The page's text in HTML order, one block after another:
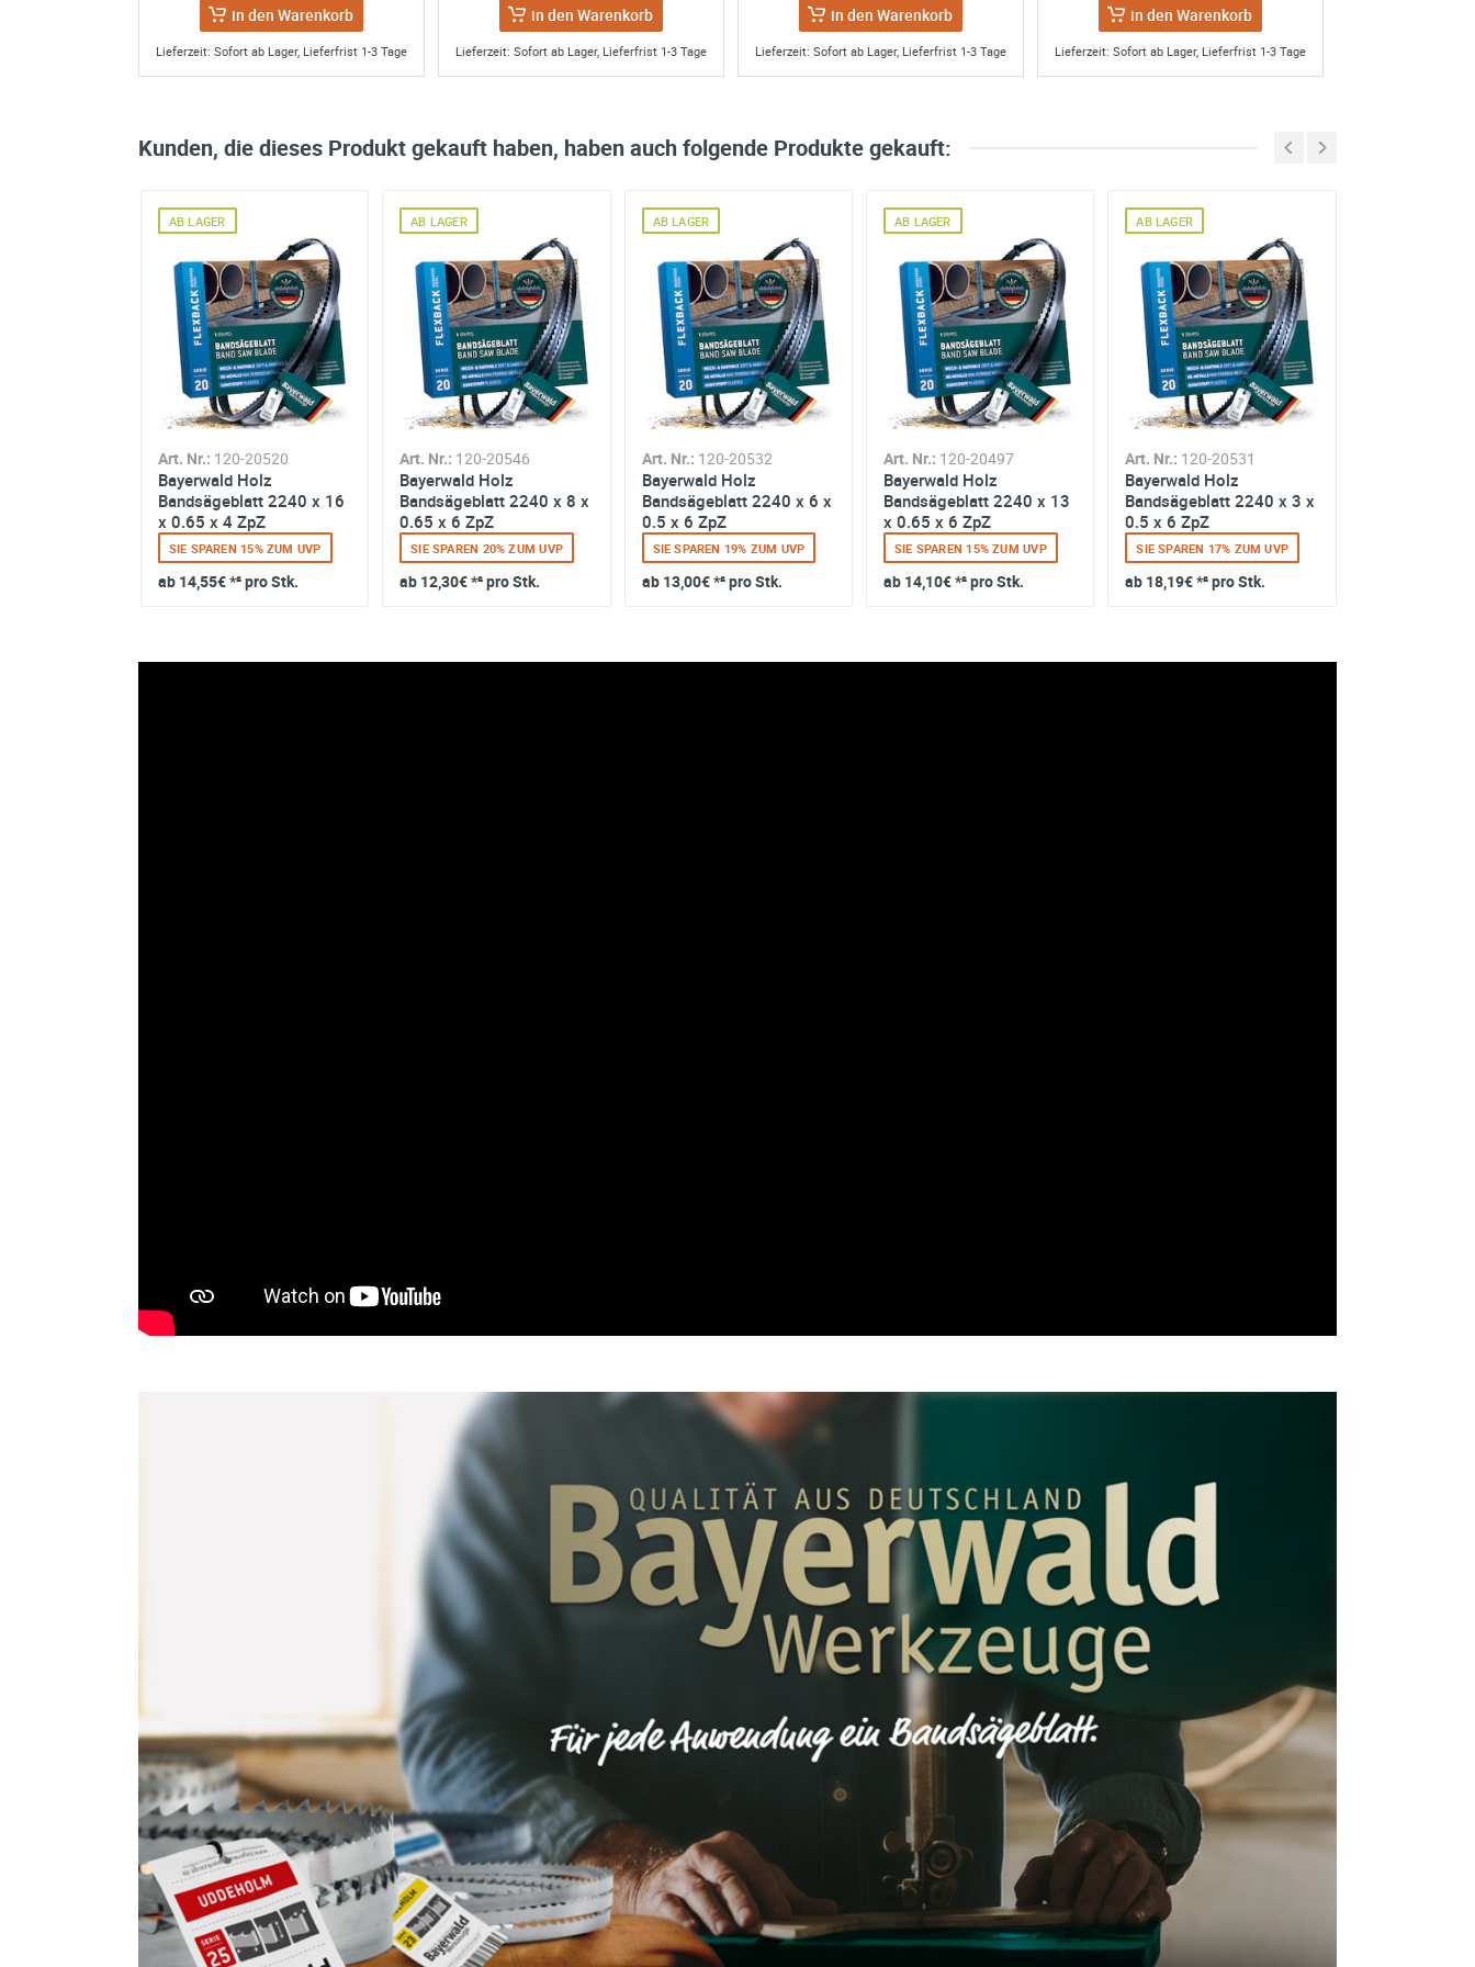
OK
19/01/24 Sono soddisfatto ottimo prodotto lo ricomprerei
Sägeblatt hervorragend scharf
Das bestellte Sägeblatt ist super scharf. Leider passte es nicht auf meine Bandsäge (mein Fehler); deshalb zurück. Werde aber aufgrund der guten
Qualität dort wieder bestellen ! Was ich bemängele ist die Lieferung mit DPD. Verspätet und nicht zuverlässig, wie sonstige Amazon Lieferungen. Im
Netz suchte ich mir den nächsten Laden für Warenrückgabe...nach 10 Km Fahrt stellte ich fest , das das Geschäft aufgegeben u geschlossen war.
Bei DPD gibt es Handlungsbedarf! Aufgrund der Versendung mit DPD nur 3 Sterne.
vonhwüber amazon.de am Dienstag, 31. Oktober 2023
in den Warenkorb
Lieferzeit: Sofort ab Lager, Lieferfrist 1-3 Tage
in den Warenkorb
Lieferzeit: Sofort ab Lager, Lieferfrist 1-3 Tage
in den Warenkorb
Lieferzeit: Sofort ab Lager, Lieferfrist 1-3 Tage
in den Warenkorb
Lieferzeit: Sofort ab Lager, Lieferfrist 1-3 Tage
Kunden, die dieses Produkt gekauft haben, haben auch folgende Produkte gekauft:
Art. Nr.: 120-20520
Bayerwald Holz
Bandsägeblatt 2240 x 16
x 0.65 x 4 ZpZ
AB LAGER
SIE SPAREN 15% ZUM UVP
ab 14,55€*² pro Stk.
Art. Nr.: 120-20546
Bayerwald Holz
Bandsägeblatt 2240 x 8 x
0.65 x 6 ZpZ
AB LAGER
SIE SPAREN 20% ZUM UVP
ab 12,30€*² pro Stk.
Art. Nr.: 120-20532
Bayerwald Holz
Bandsägeblatt 2240 x 6 x
0.5 x 6 ZpZ
AB LAGER
SIE SPAREN 19% ZUM UVP
ab 13,00€*² pro Stk.
Art. Nr.: 120-20497
Bayerwald Holz
Bandsägeblatt 2240 x 13
x 0.65 x 6 ZpZ
AB LAGER
SIE SPAREN 15% ZUM UVP
ab 14,10€*² pro Stk.
Art. Nr.: 120-20531
Bayerwald Holz
Bandsägeblatt 2240 x 3 x
0.5 x 6 ZpZ
AB LAGER
SIE SPAREN 17% ZUM UVP
ab 18,19€*² pro Stk.